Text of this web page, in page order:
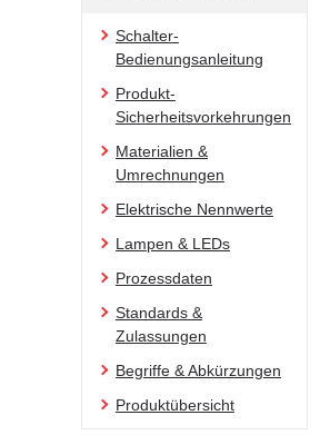
Schalter-
Bedienungsanleitung
Produkt-
Sicherheitsvorkehrungen
Materialien &
Umrechnungen
Elektrische Nennwerte
Lampen & LEDs
Prozessdaten
Standards &
Zulassungen
Begriffe & Abkürzungen
Produktübersicht